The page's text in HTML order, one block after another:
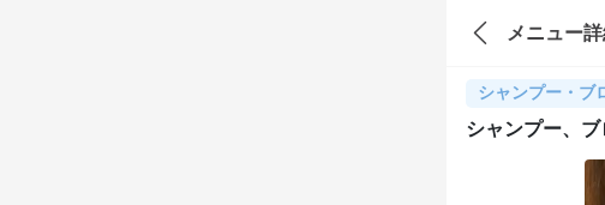
メニュー詳
シャンプー・ブ
シャンプー、